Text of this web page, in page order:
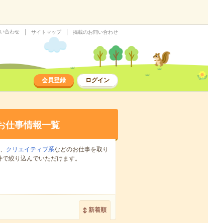
合わせ サイトマップ 掲載のお問い合わせ
会員登録 ログイン
仕事情報一覧
、 クリエイティブ系などのお仕事を取り
絞り込んでいただけます。
新着順